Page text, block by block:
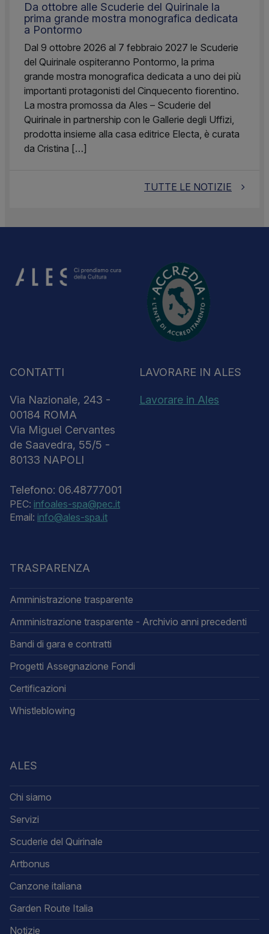
Da ottobre alle Scuderie del Quirinale la
prima grande mostra monografica dedicata
a Pontormo
Dal 9 ottobre 2026 al 7 febbraio 2027 le Scuderie
del Quirinale ospiteranno Pontormo, la prima
grande mostra monografica dedicata a uno dei più
importanti protagonisti del Cinquecento fiorentino.
La mostra promossa da Ales – Scuderie del
Quirinale in partnership con le Gallerie degli Uffizi,
prodotta insieme alla casa editrice Electa, è curata
da Cristina […]
TUTTE LE NOTIZIE
CONTATTI
Via Nazionale, 243 -
00184 ROMA
Via Miguel Cervantes
de Saavedra, 55/5 -
80133 NAPOLI
Telefono: 06.48777001
PEC: infoales-spa@pec.it
Email: info@ales-spa.it
LAVORARE IN ALES
Lavorare in Ales
TRASPARENZA
Amministrazione trasparente
Amministrazione trasparente - Archivio anni precedenti
Bandi di gara e contratti
Progetti Assegnazione Fondi
Certificazioni
Whistleblowing
ALES
Chi siamo
Servizi
Scuderie del Quirinale
Artbonus
Canzone italiana
Garden Route Italia
Notizie